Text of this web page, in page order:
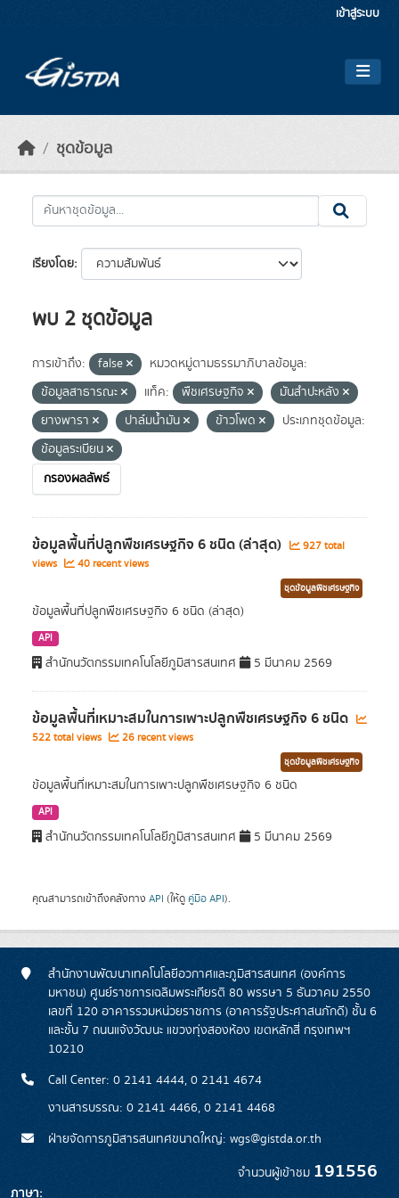
เข้าสู่ระบบ
ชุดข้อมูล
เรียงโดย
พบ 2 ชุดข้อมูล
การเข้าถึง: false
หมวดหมู่ตามธรรมาภิบาลข้อมูล:
ข้อมูลสาธารณะ
แท็ค: พืชเศรษฐกิจ
มันสำปะหลัง
ยางพารา
ปาล์มน้ำมัน ข้าวโพด
ประเภทชุดข้อมูล:
ข้อมูลระเบียน
กรองผลลัพธ์
ข้อมูลพื้นที่ปลูกพืชเศรษฐกิจ 6 ชนิด (ล่าสุด)
927 total
views
40 recent views
ชุดข้อมูลพืชเศรษฐกิจ
ข้อมูลพื้นที่ปลูกพืชเศรษฐกิจ 6 ชนิด (ล่าสุด)
API
สำนักนวัตกรรมเทคโนโลยีภูมิสารสนเทศ 5 มีนาคม 2569
ข้อมูลพื้นที่เหมาะสมในการเพาะปลูกพืชเศรษฐกิจ 6 ชนิด
522 total views 26 recent views
ชุดข้อมูลพืชเศรษฐกิจ
ข้อมูลพื้นที่เหมาะสมในการเพาะปลูกพืชเศรษฐกิจ 6 ชนิด
API
สำนักนวัตกรรมเทคโนโลยีภูมิสารสนเทศ 5 มีนาคม 2569
คุณสามารถเข้าถึงคลังทาง API (ให้ดู คู่มือ API).
สำนักงานพัฒนาเทคโนโลยีอวกาศและภูมิสารสนเทศ (องค์การ
มหาชน) ศูนย์ราชการเฉลิมพระเกียรติ 80 พรรษา 5 ธันวาคม 2550
เลขที่ 120 อาคารรวมหน่วยราชการ (อาคารรัฐประศาสนภักดี) ชั้น 6
และชั้น 7 ถนนแจ้งวัฒนะ แขวงทุ่งสองห้อง เขตหลักสี่ กรุงเทพฯ
10210
Call Center: 0 2141 4444, 0 2141 4674
งานสารบรรณ: 0 2141 4466, 0 2141 4468
ฝ่ายจัดการภูมิสารสนเทศขนาดใหญ่: wgs@gistda.or.th
จำนวนผู้เข้าชม 191556
ภาษา